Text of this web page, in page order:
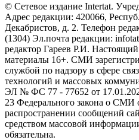
© Сетевое издание Intertat.
Адрес редакции: 420066,
Декабристов, д. 2. Телефон
(1304) Эл.почта редакции:
редактор Гареев Р.И.
материалы 16+. СМИ
службой по надзору в сфере
технологий и массовых
ЭЛ № ФС 77 - 77652 от
23 Федерального закона о СМИ
распространении сообщений
средством массовой
обязательна.